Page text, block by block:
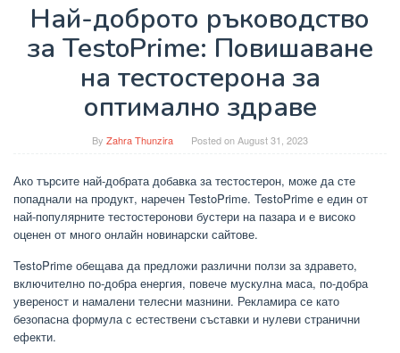
Най-доброто ръководство
за TestoPrime: Повишаване
на тестостерона за
оптимално здраве
By Zahra Thunzira Posted onAugust 31, 2023
Ако търсите най-добрата добавка за тестостерон, може да сте
попаднали на продукт, наречен TestoPrime. TestoPrime е един от
най-популярните тестостеронови бустери на пазара и е високо
оценен от много онлайн новинарски сайтове.
TestoPrime обещава да предложи различни ползи за здравето,
включително по-добра енергия, повече мускулна маса, по-добра
увереност и намалени телесни мазнини. Рекламира се като
безопасна формула с естествени съставки и нулеви странични
ефекти.